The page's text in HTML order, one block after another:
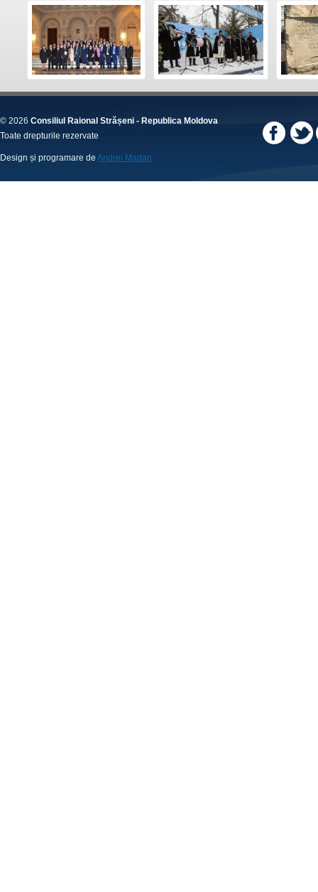
© 2026 Consiliul Raional Strășeni - Republica Moldova
Toate drepturile rezervate
Design și programare de Andrei Madan